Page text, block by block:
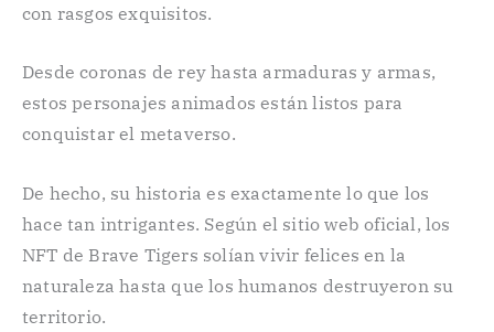
con rasgos exquisitos.
Desde coronas de rey hasta armaduras y armas,
estos personajes animados están listos para
conquistar el metaverso.
De hecho, su historia es exactamente lo que los
hace tan intrigantes. Según el sitio web oficial, los
NFT de Brave Tigers solían vivir felices en la
naturaleza hasta que los humanos destruyeron su
territorio.